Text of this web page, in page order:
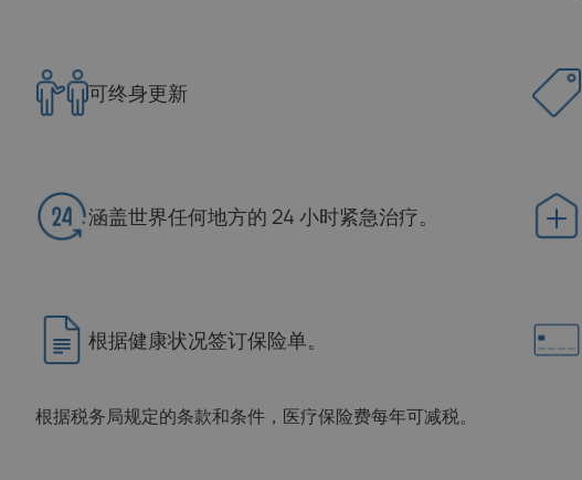
可终身更新
涵盖世界任何地方的 24 小时紧急治疗。
根据健康状况签订保险单。
根据税务局规定的条款和条件，医疗保险费每年可减税。